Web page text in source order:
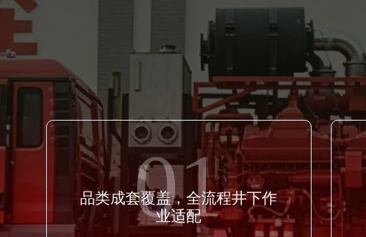
01
品类成套覆盖，全流程井下作
业适配